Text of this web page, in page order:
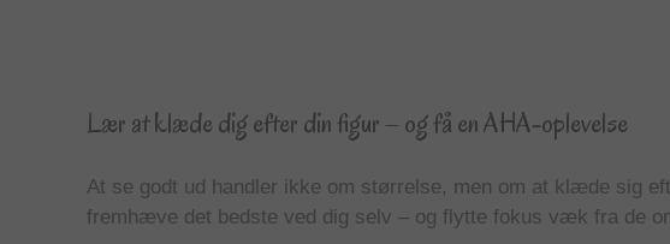
Lær at klæde dig efter din figur – og få en AHA-oplevelse
At se godt ud handler ikke om størrelse, men om at klæde sig
fremhæve det bedste ved dig selv – og flytte fokus væk fra de